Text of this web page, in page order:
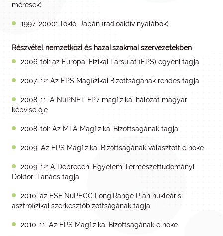
mérések)
1997-2000: Tokió, Japán (radioaktív nyalábok)
Részvétel nemzetközi és hazai szakmai szervezetekben
2006-tól: az Európai Fizikai Társulat (EPS) egyéni tagja
2007-12: Az EPS Magfizikai Bizottságának rendes tagja
2008-11: A NuPNET FP7 magfizikai hálózat magyar
képviselője
2008-tól: Az MTA Magfizikai Bizottságának tagja
2009: Az EPS Magfizikai Bizottságának választott elnöke
2009-12: A Debreceni Egyetem Természettudományi
Doktori Tanács tagja
2010: az ESF NuPECC Long Range Plan nukleáris
asztrofizikai szerkesztőbizottságának tagja
2010-11: Az EPS Magfizikai Bizottságának elnöke